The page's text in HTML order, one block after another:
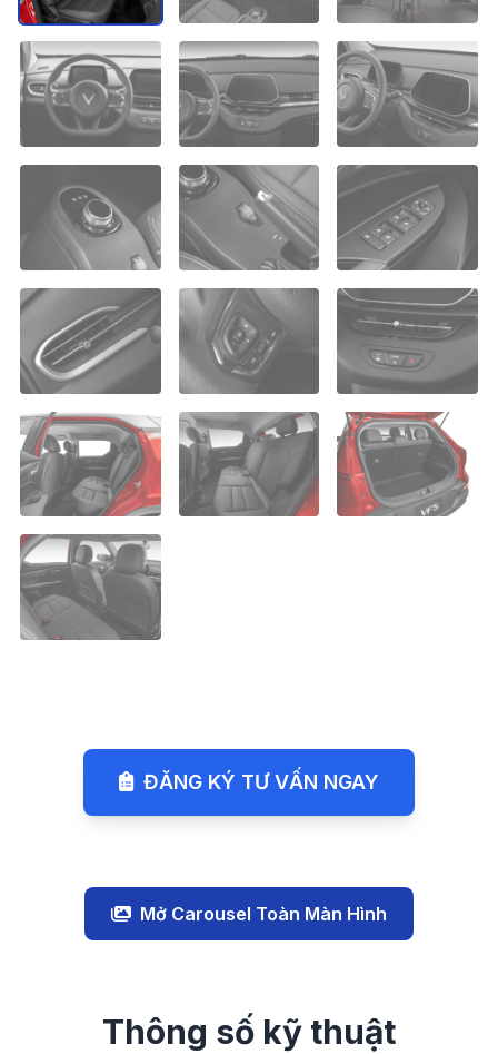
ĐĂNG KÝ TƯ VẤN NGAY
Mở Carousel Toàn Màn Hình
Thông số kỹ thuật